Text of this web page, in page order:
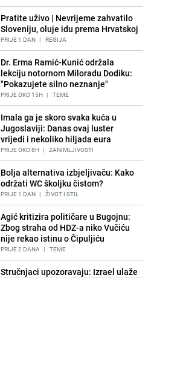
Pratite uživo | Nevrijeme zahvatilo
Sloveniju, oluje idu prema Hrvatskoj
PRIJE 1 DAN | REGIJA
Dr. Erma Ramić-Kunić održala
lekciju notornom Miloradu Dodiku:
"Pokazujete silno neznanje"
PRIJE OKO 15H | TEME
Imala ga je skoro svaka kuća u
Jugoslaviji: Danas ovaj luster
vrijedi i nekoliko hiljada eura
PRIJE OKO 8H | ZANIMLJIVOSTI
Bolja alternativa izbjeljivaču: Kako
održati WC školjku čistom?
PRIJE 1 DAN | ŽIVOT I STIL
Agić kritizira političare u Bugojnu:
Zbog straha od HDZ-a niko Vučiću
nije rekao istinu o Čipuljiću
PRIJE 2 DANA | TEME
Stručnjaci upozoravaju: Izrael ulaže